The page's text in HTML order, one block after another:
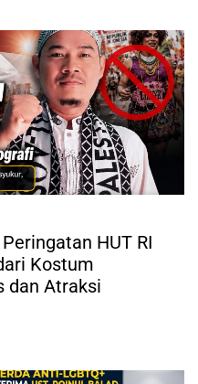
HUT RI
Kostum
dan Atraksi